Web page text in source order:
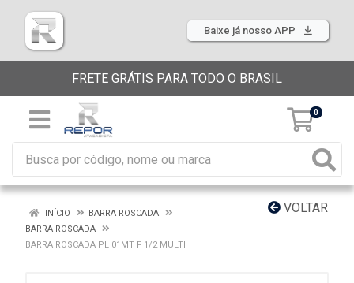
Baixe já nosso APP
FRETE GRÁTIS PARA TODO O BRASIL
0
VOLTAR
INÍCIO
BARRA ROSCADA
BARRA ROSCADA
BARRA ROSCADA PL 01MT F 1/2 MULTI